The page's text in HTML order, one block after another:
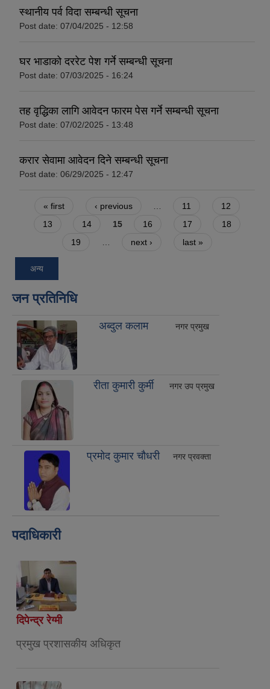
स्थानीय पर्व विदा सम्बन्धी सूचना
Post date: 07/04/2025 - 12:58
घर भाडाको दररेट पेश गर्ने सम्बन्धी सूचना
Post date: 07/03/2025 - 16:24
तह वृद्धिका लागि आवेदन फारम पेस गर्ने सम्बन्धी सूचना
Post date: 07/02/2025 - 13:48
करार सेवामा आवेदन दिने सम्बन्धी सूचना
Post date: 06/29/2025 - 12:47
Pages
« first ‹ previous 11
12
13
14 15 16 17
18
19
next › last »
अन्य
जन प्रतिनिधि
अब्दुल कलाम नगर प्रमुख
रीता कुमारी कुर्मी नगर उप प्रमुख
प्रमोद कुमार चौधरी नगर प्रवक्ता
पदाधिकारी
दिपेन्द्र रेग्मी
प्रमुख प्रशासकीय अधिकृत